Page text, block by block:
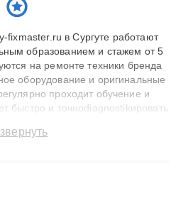
fixmaster.ru в Сургуте работают
образованием и стажем от 5
на ремонте техники бренда
оборудование и оригинальные
проходит обучение и
быстро и точноdiagnostikировать
сложные случаи: от замены